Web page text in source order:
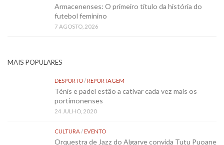
Armacenenses: O primeiro título da história do
futebol feminino
7 AGOSTO, 2026
MAIS POPULARES
DESPORTO/REPORTAGEM
Ténis e padel estão a cativar cada vez mais os
portimonenses
24 JULHO, 2020
CULTURA/EVENTO
Orquestra de Jazz do Algarve convida Tutu Puoane